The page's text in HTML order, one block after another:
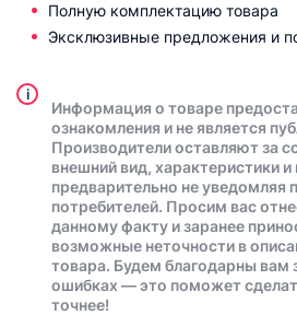
Полную комплектацию товара
Эксклюзивные предложения и
i
Информация о товаре
ознакомления и не является
Производители оставляют за
внешний вид, характеристики
предварительно не уведомляя
потребителей. Просим вас
данному факту и заранее
возможные неточности в
товара. Будем благодарны вам
ошибках — это поможет
точнее!